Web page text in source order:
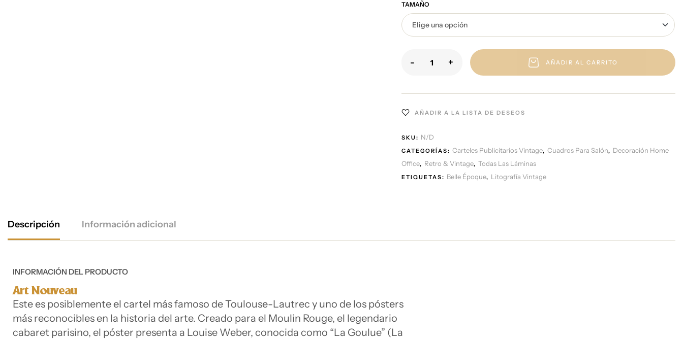
TAMAÑO
- + AÑADIR AL CARRITO
AÑADIR A LA LISTA DE DESEOS
SKU: N/D
CATEGORÍAS:Carteles Publicitarios Vintage,Cuadros Para Salón, Decoración Home
Office, Retro & Vintage,Todas Las Láminas
ETIQUETAS: Belle Époque, Litografía Vintage
Descripción Información adicional
INFORMACIÓN DEL PRODUCTO
Art Nouveau
Este es posiblemente el cartel más famoso de Toulouse-Lautrec y uno de los pósters
más reconocibles en la historia del arte. Creado para el Moulin Rouge, el legendario
cabaret parisino, el póster presenta a Louise Weber, conocida como “La Goulue” (La